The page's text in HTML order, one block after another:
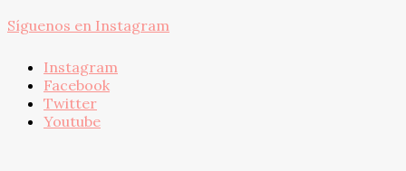
Síguenos en Instagram
Instagram
Facebook
Twitter
Youtube